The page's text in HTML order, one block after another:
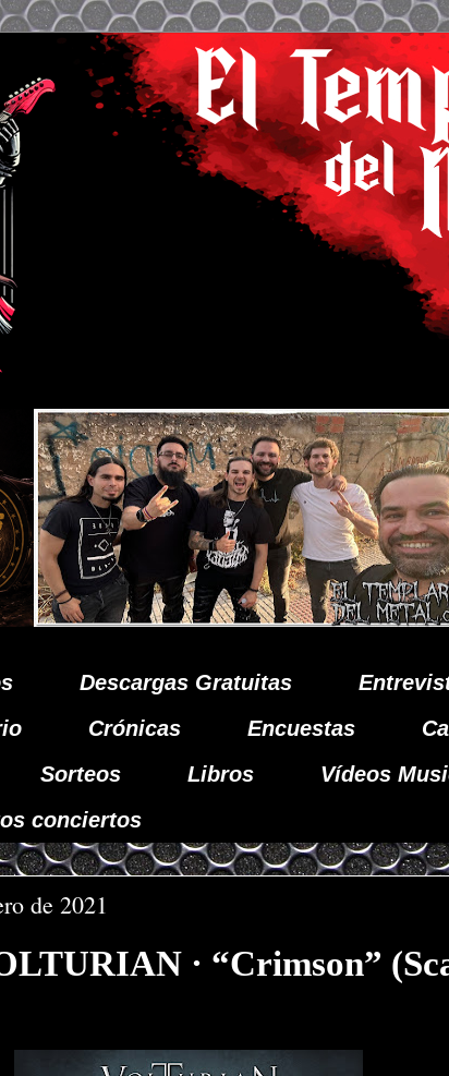
Descargas Gratuitas
Crónicas Encuestas
Sorteos Libros Vídeos
conciertos
de 2021
· “Crimson”